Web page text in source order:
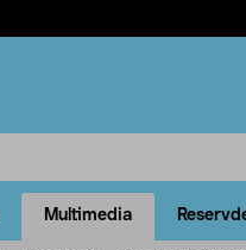
Multimedia